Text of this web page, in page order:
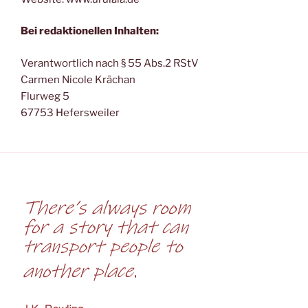
Bei redaktionellen Inhalten:
Verantwortlich nach § 55 Abs.2 RStV
Carmen Nicole Krächan
Flurweg 5
67753 Hefersweiler